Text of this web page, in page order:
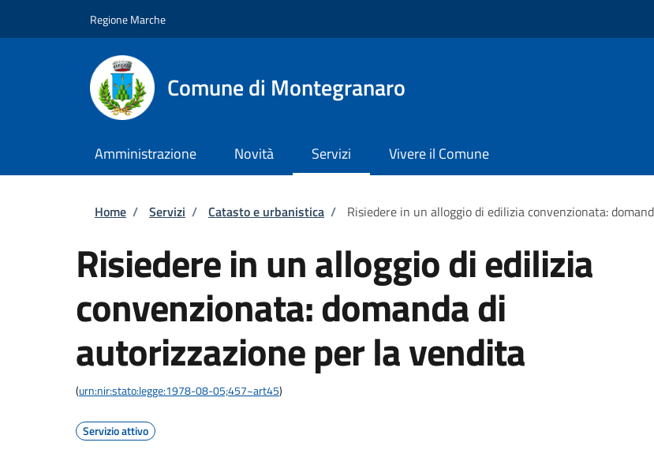
Regione Marche
Comune di Montegranaro
Amministrazione Novità Servizi Vivere il Comune
Briciole di pane
Home / Servizi / Catasto e urbanistica / Risiedere in un alloggio di edilizia convenzionata:
Risiedere in un alloggio di edilizia
convenzionata: domanda di
autorizzazione per la vendita
(urn:nir:stato:legge:1978-08-05;457~art45)
Servizio attivo